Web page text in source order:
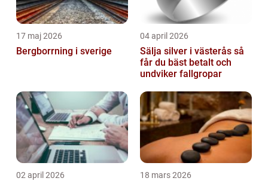
17 maj 2026
Bergborrning i sverige
04 april 2026
Sälja silver i västerås så
får du bäst betalt och
undviker fallgropar
02 april 2026 18 mars 2026